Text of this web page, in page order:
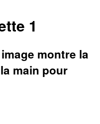
1
montre la
main pour